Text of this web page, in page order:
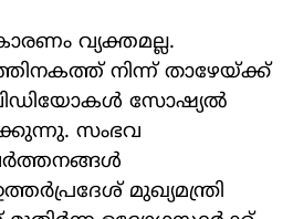
വ്യക്തമല്ല.
നിന്ന് താഴേയ്ക്ക്
വിഡിയോകൾ സോഷ്യൽ
സംഭവ
മുഖ്യമന്ത്രി